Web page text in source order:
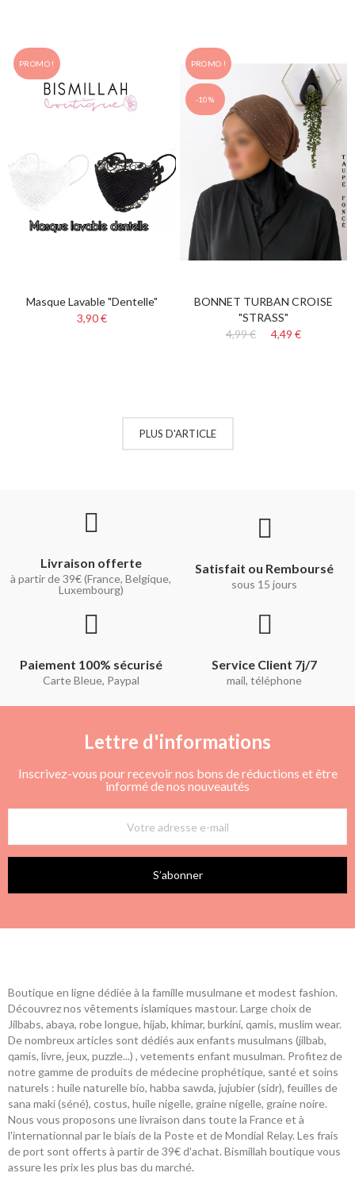
PROMO !
Masque Lavable "dentelle"
3,90 €
PROMO !
-10%
BONNET TURBAN CROISE
"STRASS"
4,99 €
4,49 €
PLUS D'ARTICLE
Livraison offerte
à partir de 39€ (France, Belgique,
Luxembourg)
Satisfait ou Remboursé
sous 15 jours
Paiement 100% sécurisé
Carte Bleue, Paypal
Service Client 7j/7
mail, téléphone
Lettre d'informations
Inscrivez-vous pour recevoir nos bons de réductions et être
informé de nos nouveautés
S’abonner
Boutique en ligne dédiée à la famille musulmane et modest fashion.
Découvrez nos vêtements islamiques mastour. Large choix de
Jilbabs, abaya, robe longue, hijab, khimar, burkini, qamis, muslim wear.
De nombreux articles sont dédiés aux enfants musulmans (jilbab,
qamis, livre, jeux, puzzle...) , vetements enfant musulman. Profitez de
notre gamme de produits de médecine prophétique, santé et soins
naturels : huile naturelle bio, habba sawda, jujubier (sidr), feuilles de
sana maki (séné), costus, huile nigelle, graine nigelle, graine noire.
Nous vous proposons une livraison dans toute la France et à
l'internationnal par le biais de la Poste et de Mondial Relay. Les frais
de port sont offerts à partir de 39€ d'achat. Bismillah boutique vous
assure les prix les plus bas du marché.